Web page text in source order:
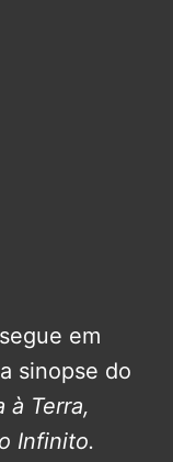
segue em
sinopse do
à Terra,
Infinito.